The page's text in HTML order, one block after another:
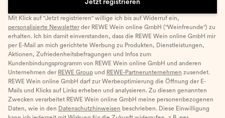
Jetzt registrieren
Mit Klick auf "Jetzt registrieren" willige ich bis auf Widerruf ein,
personalisierte Newsletter der REWE Wein online GmbH ("Weinfreunde") zu
erhalten. Ich bin damit einverstanden, dass die REWE Wein online GmbH mir
per E-Mail an mich gerichtete Werbung zu Produkten, Dienstleistungen,
Aktionen, Zufriedenheitsbefragungen und Infos zum
Kundenbindungsprogramm von REWE Wein online GmbH und anderen
Unternehmen der REWE Group und REWE-Partnerunternehmen zusendet.
REWE Wein online GmbH darf zur Werbeoptimierung die Öffnung der E-
Mails und Klicks auf Links erheben und analysieren. Zu diesen genannten
Zwecken verarbeitet REWE Wein online GmbH meine personenbezogenen
Daten, wie in den Datenschutzhinweisen beschrieben. Diese Einwilligung